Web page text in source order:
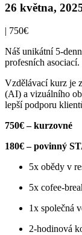
26 května,
| 750€
Náš unikátní 5-
profesních asociací.
Vzdělávací kurz je
(AI) a vizuálního
lepší podporu
750€ – kurzovné
180€ – povinný
5x obědy v
5x cofee-
1x společná
2-hodinová